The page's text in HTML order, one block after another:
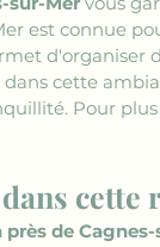
est connue
d'organiser
dans cette
Pour
cette
de Cagnes-